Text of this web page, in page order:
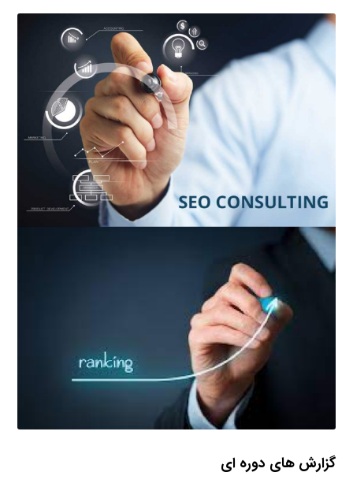
گزارش های دوره ای